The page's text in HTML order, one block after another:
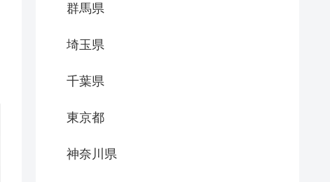
群馬県
埼玉県
千葉県
東京都
神奈川県